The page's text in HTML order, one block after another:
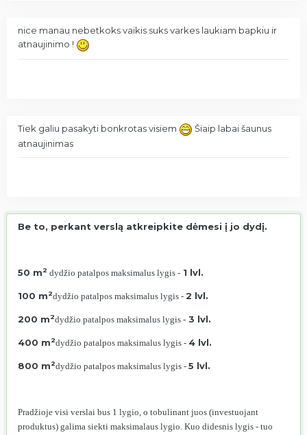
nice manau nebetkoks vaikis suks varkes laukiam bapkiu ir
atnaujinimo !
Tiek galiu pasakyti bonkrotas visiem
Šiaip labai šaunus
atnaujinimas
Be to, perkant verslą atkreipkite dėmesi į jo dydį.
50 m2 dydžio patalpos maksimalus lygis - 1 lvl.
100 m2dydžio patalpos maksimalus lygis - 2 lvl.
200 m2dydžio patalpos maksimalus lygis - 3 lvl.
400 m2dydžio patalpos maksimalus lygis - 4 lvl.
800 m2dydžio patalpos maksimalus lygis - 5 lvl.
Pradžioje visi verslai bus 1 lygio, o tobulinant juos (investuojant
produktus) galima siekti maksimalaus lygio. Kuo didesnis lygis - tuo